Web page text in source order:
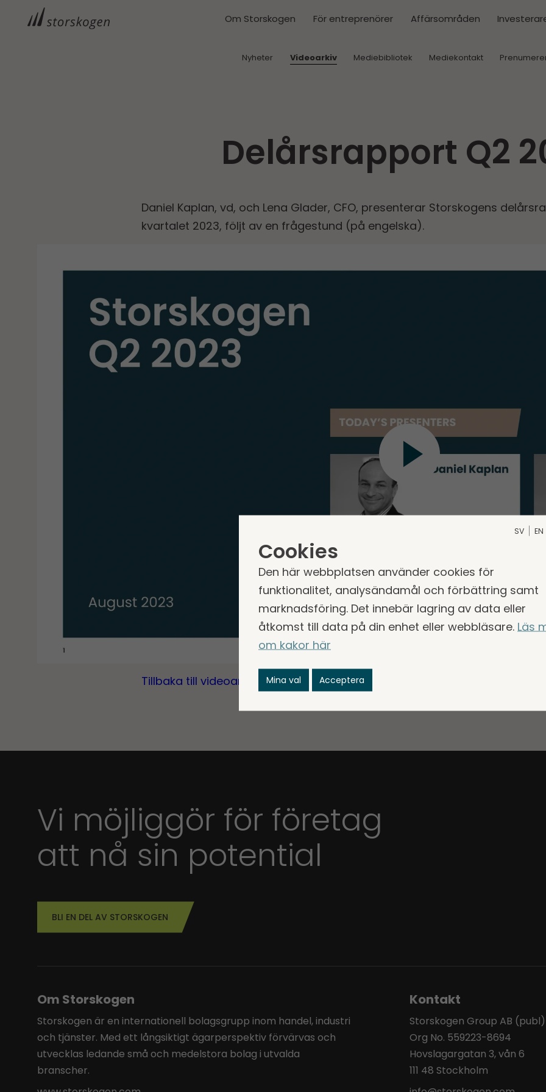
Om Storskogen För entreprenörer Affärsområden
Nyheter Videoarkiv Mediebibliotek Mediekontakt
Delårs­rapport Q2
Daniel Kaplan, vd, och Lena Glader, CFO, presenterar Storskogens
kvartalet 2023, följt av en frågestund (på engelska).
Tillbaka till videoarkivet
Vi möjliggör för företag
att nå sin potential
BLI EN DEL AV STORSKOGEN
Om Storskogen
Storskogen är en internationell bolagsgrupp inom handel, industri
och tjänster. Med ett långsiktigt ägarperspektiv förvärvas och
utvecklas ledande små och medelstora bolag i utvalda
branscher.
Kontakt
Storskogen Group AB (publ)
Org No. 559223-8694
Hovslagargatan 3, vån 6
111 48 Stockholm
SV EN
Cookies
Den här webbplatsen använder cookies för
funktionalitet, analysändamål och förbättring samt
marknadsföring. Det innebär lagring av data eller
åtkomst till data på din enhet eller webbläsare. Läs
om kakor här
Mina val Acceptera